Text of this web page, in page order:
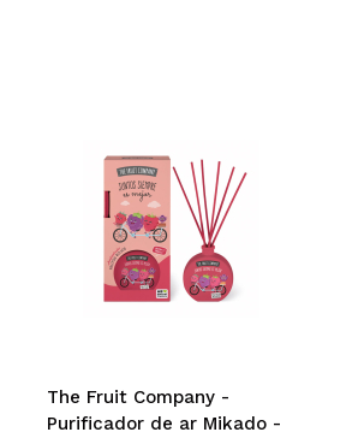
The Fruit Company -
Purificador de ar Mikado -